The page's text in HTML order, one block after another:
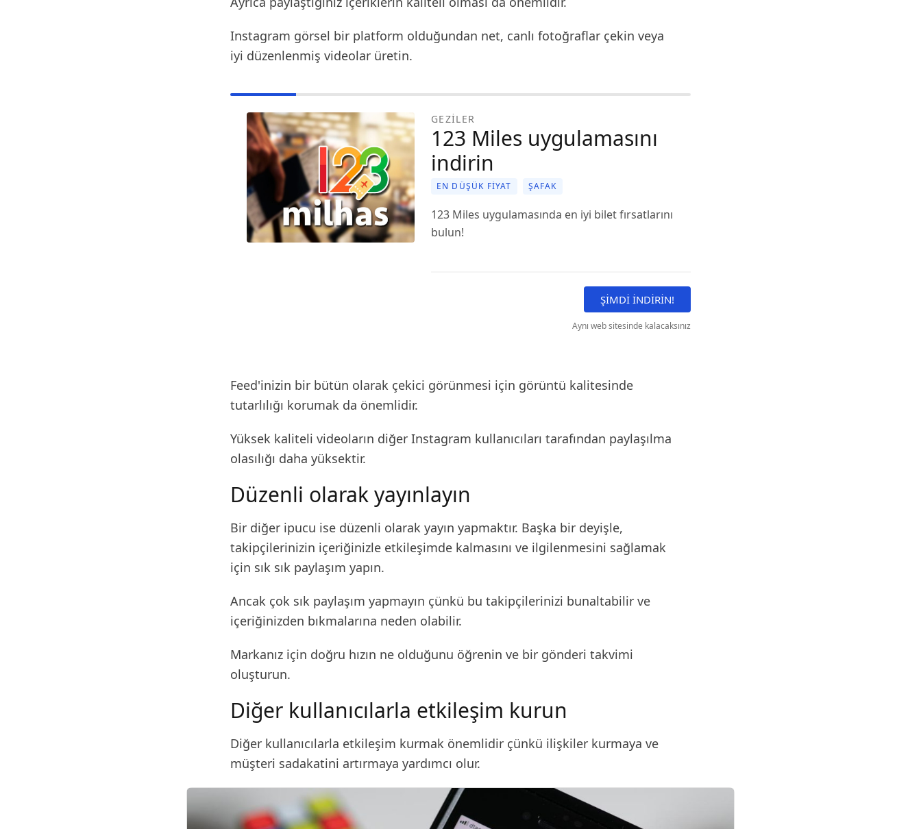
Instagram görsel bir platform olduğundan net, canlı fotoğraflar çekin veya
iyi düzenlenmiş videolar üretin.
GEZILER
123 Miles uygulamasını
indirin
EN DÜŞÜK FIYAT ŞAFAK
123 Miles uygulamasında en iyi bilet fırsatlarını
bulun!
ŞİMDİ İNDİRİN!
Aynı web sitesinde kalacaksınız
Feed'inizin bir bütün olarak çekici görünmesi için görüntü kalitesinde
tutarlılığı korumak da önemlidir.
Yüksek kaliteli videoların diğer Instagram kullanıcıları tarafından paylaşılma
olasılığı daha yüksektir.
Düzenli olarak yayınlayın
Bir diğer ipucu ise düzenli olarak yayın yapmaktır. Başka bir deyişle,
takipçilerinizin içeriğinizle etkileşimde kalmasını ve ilgilenmesini sağlamak
için sık sık paylaşım yapın.
Ancak çok sık paylaşım yapmayın çünkü bu takipçilerinizi bunaltabilir ve
içeriğinizden bıkmalarına neden olabilir.
Markanız için doğru hızın ne olduğunu öğrenin ve bir gönderi takvimi
oluşturun.
Diğer kullanıcılarla etkileşim kurun
Diğer kullanıcılarla etkileşim kurmak önemlidir çünkü ilişkiler kurmaya ve
müşteri sadakatini artırmaya yardımcı olur.